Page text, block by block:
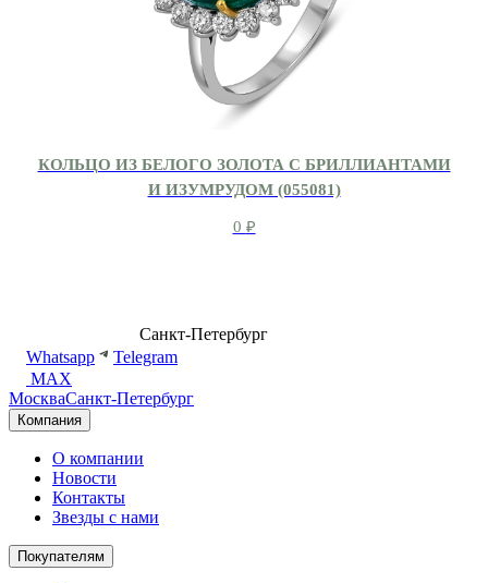
КОЛЬЦО ИЗ БЕЛОГО ЗОЛОТА С БРИЛЛИАНТАМИ
И ИЗУМРУДОМ (055081)
0 ₽
Санкт-Петербург
Whatsapp
Telegram
MAX
МоскваСанкт-Петербург
Компания
О компании
Новости
Контакты
Звезды с нами
Покупателям